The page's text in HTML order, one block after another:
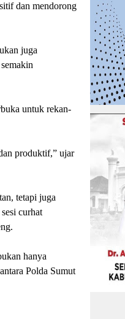
dan mendorong
juga
untuk rekan-
produktif,” ujar
tetapi juga
curhat
hanya
Polda Sumut